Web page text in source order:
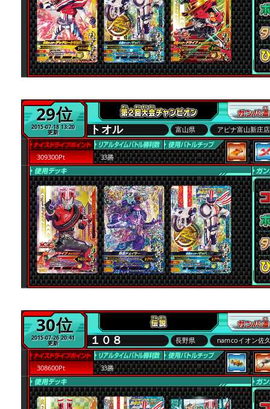
29位
2015-07-18 13:20
更新 トオル 富山県 アピナ富山新庄店
309300Pt 33勝
30位
2015-07-26 20:41
更新 １０８ 長野県 namcoイオン佐
308600Pt 33勝